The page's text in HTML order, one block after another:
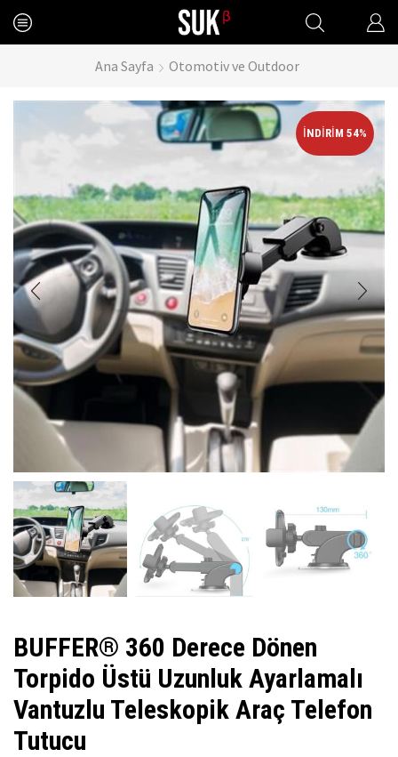
Ana Sayfa Otomotiv ve Outdoor
İNDIRIM 54%
BUFFER® 360 Derece Dönen
Torpido Üstü Uzunluk Ayarlamalı
Vantuzlu Teleskopik Araç Telefon
Tutucu